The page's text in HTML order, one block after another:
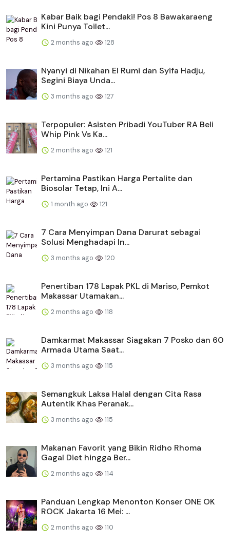
Kabar Baik bagi Pendaki! Pos 8 Bawakaraeng
Kini Punya Toilet...
2 months ago 128
Nyanyi di Nikahan El Rumi dan Syifa Hadju,
Segini Biaya Unda...
3 months ago 127
Terpopuler: Asisten Pribadi YouTuber RA Beli
Whip Pink Vs Ka...
2 months ago 121
Pertamina Pastikan Harga Pertalite dan
Biosolar Tetap, Ini A...
1 month ago 121
​​7 Cara Menyimpan Dana Darurat sebagai
Solusi Menghadapi In...
3 months ago 120
Penertiban 178 Lapak PKL di Mariso, Pemkot
Makassar Utamakan...
2 months ago 118
Damkarmat Makassar Siagakan 7 Posko dan 60
Armada Utama Saat...
3 months ago 115
Semangkuk Laksa Halal dengan Cita Rasa
Autentik Khas Peranak...
3 months ago 115
Makanan Favorit yang Bikin Ridho Rhoma
Gagal Diet hingga Ber...
2 months ago 114
Panduan Lengkap Menonton Konser ONE OK
ROCK Jakarta 16 Mei: ...
2 months ago 110